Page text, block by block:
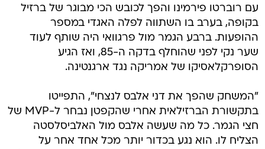
עם רוברטו פירמינו והפך לכובש הכי מבוגר של ברזיל
בקופה, בערב בו השתווה לפלה האגדי במספר
ההופעות. ברבע הגמר מול פרגוואי היה שותף לעוד
שער נקי לפני שהוחלף בדקה ה-85, ואז הגיע
הסופרקלאסיקו של אמריקה נגד ארגנטינה.
"המשחק שהפך את דני אלבס לנצחי", התפייטו
בתקשורת הברזילאית אחרי שהקפטן נבחר ל-MVP של
חצי הגמר. כל מה שעשה אלבס מול האלביסלסטה
הצליח לו. הוא נגע בכדור יותר מכל אחד אחר על